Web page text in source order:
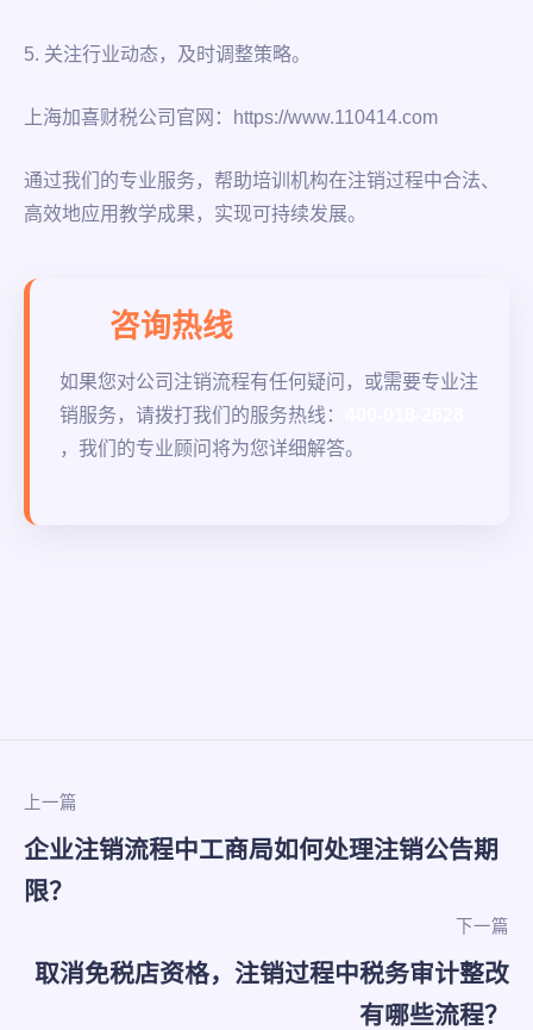
5. 关注行业动态，及时调整策略。
上海加喜财税公司官网：https://www.110414.com
通过我们的专业服务，帮助培训机构在注销过程中合法、
高效地应用教学成果，实现可持续发展。
咨询热线
如果您对公司注销流程有任何疑问，或需要专业注
销服务，请拨打我们的服务热线：
，我们的专业顾问将为您详细解答。
上一篇
企业注销流程中工商局如何处理注销公告期
限？
下一篇
取消免税店资格，注销过程中税务审计整改
有哪些流程？